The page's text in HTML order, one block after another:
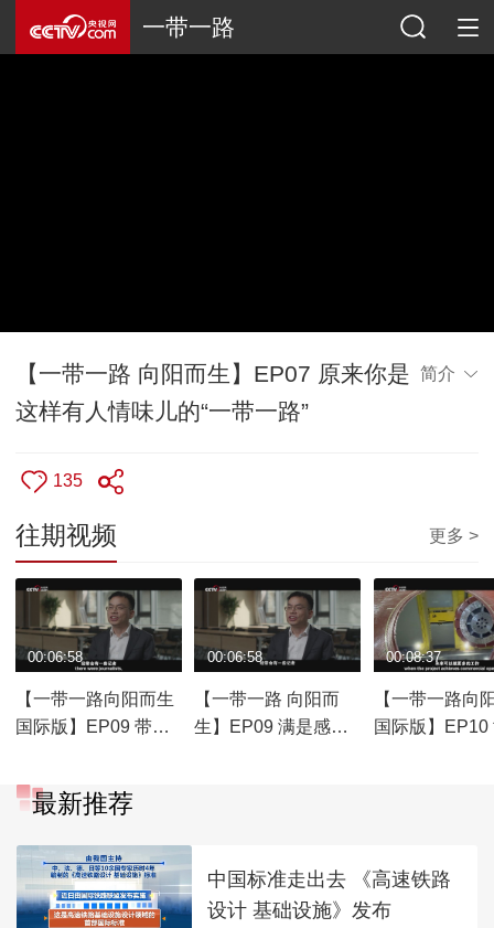
一带一路
【一带一路 向阳而生】EP07 原来你是
这样有人情味儿的“一带一路”
简介
135
往期视频 更多 >
【一带一路向阳而生
国际版】EP09 带路
A Journey of Passion
00:06:58
【一带一路 向阳而
生】EP09 满是感动
00:06:58
【一带一路向
国际版】EP10
00:08:37
最新推荐
中国标准走出去 《高速铁路
设计 基础设施》发布